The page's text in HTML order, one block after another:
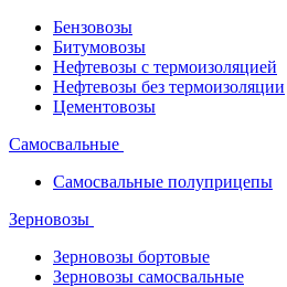
Бензовозы
Битумовозы
Нефтевозы с термоизоляцией
Нефтевозы без термоизоляции
Цементовозы
Самосвальные
Самосвальные полуприцепы
Зерновозы
Зерновозы бортовые
Зерновозы самосвальные